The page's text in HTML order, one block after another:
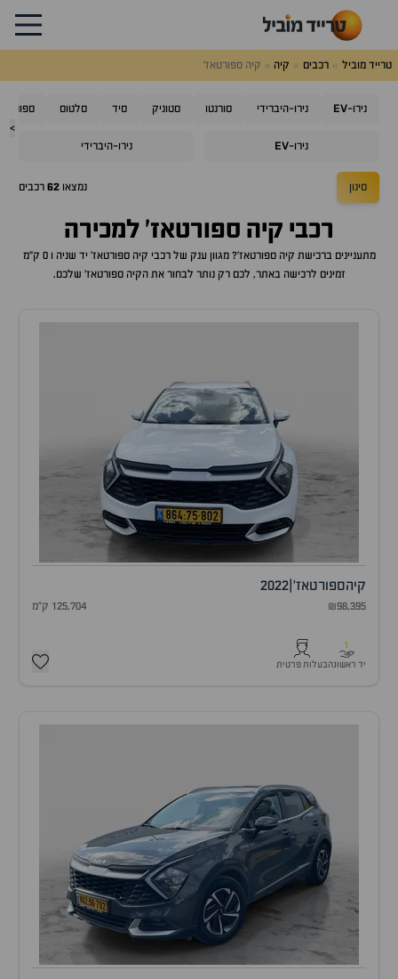
טרייד מוביל רכבים קיה קיה ספורטאז'
>
נירו-EV נירו-היברידי סורנטו סטוניק סיד סלטוס
נירו-EV נירו-היברידי
סינון נמצאו 62 רכבים
רכבי קיה ספורטאז' למכירה
מתעניינים ברכישת קיה ספורטאז'? מגוון ענק של רכבי קיה ספורטאז'
יד שניה ו 0 ק"מ
זמינים לרכישה באתר, לכם רק נותר לבחור את הקיה ספורטאז' שלכם.
קיהספורטאז' 2022
₪98,395 125,704 ק"מ
1
יד ראשונהבעלות פרטית